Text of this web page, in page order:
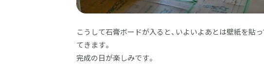
こうして石膏ボードが入ると、いよいよあとは壁紙を貼
てきます。
完成の日が楽しみです。